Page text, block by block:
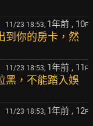
11/23 18:53, 1年前 , 10F
到你的房卡，然
11/23 18:53, 1年前 , 11 F
黑，不能踏入娛
11/23 18:53, 1年前 , 12F